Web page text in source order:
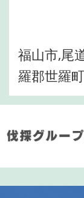
福山市,尾
羅郡世羅町